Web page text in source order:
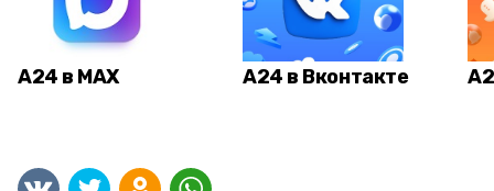
А24 в MAX А24 в Вконтакте